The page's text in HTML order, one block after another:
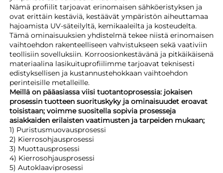
Nämä profiilit tarjoavat erinomaisen sähköeristyksen ja
ovat erittäin kestäviä, kestäävät ympäristön aiheuttamaa
hajoamista UV-säteilyltä, kemikaaleilta ja kosteudelta.
Tämä ominaisuuksien yhdistelmä tekee niistä erinomaisen
vaihtoehdon rakenteelliseen vahvistukseen sekä vaativiin
teollisiin sovelluksiin. Korroosionkestävänä ja pitkäikäisenä
materiaalina lasikuituprofiilimme tarjoavat teknisesti
edistyksellisen ja kustannustehokkaan vaihtoehdon
perinteisille metalleille.
Meillä on pääasiassa viisi tuotantoprosessia: jokaisen
prosessin tuotteen suorituskyky ja ominaisuudet eroavat
toisistaan; voimme suositella sopivia prosesseja
asiakkaiden erilaisten vaatimusten ja tarpeiden mukaan;
1) Puristusmuovausprosessi
2) Kierrosohjausprosessi
3) Muottausprosessi
4) Kierrosohjausprosessi
5) Autoklaaviprosessi